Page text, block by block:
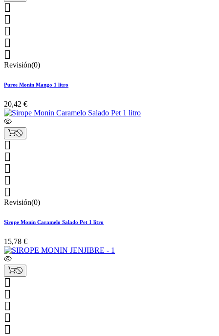





Revisión(0)
Puree Monin Mango 1 litro
20,42 €





Revisión(0)
Sirope Monin Caramelo Salado Pet 1 litro
15,78 €




